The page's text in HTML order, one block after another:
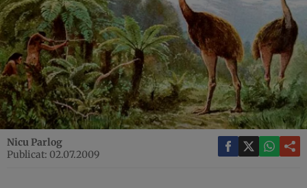
Nicu Parlog
Publicat: 02.07.2009